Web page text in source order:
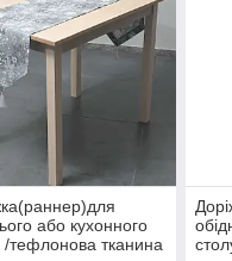
або кухонного
/тефлонова тканина